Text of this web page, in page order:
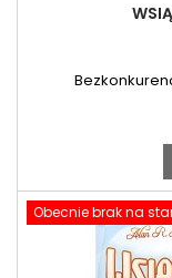
Obecnie brak na